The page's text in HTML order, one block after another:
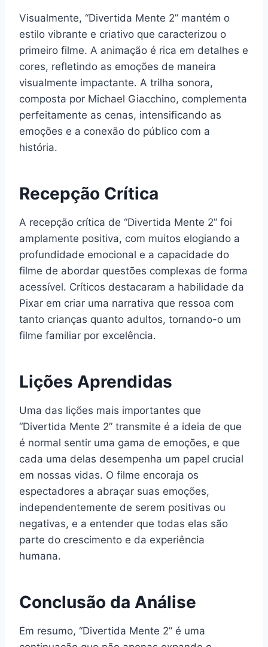
Visualmente, “Divertida Mente 2” mantém o
estilo vibrante e criativo que caracterizou o
primeiro filme. A animação é rica em detalhes e
cores, refletindo as emoções de maneira
visualmente impactante. A trilha sonora,
composta por Michael Giacchino, complementa
perfeitamente as cenas, intensificando as
emoções e a conexão do público com a
história.
Recepção Crítica
A recepção crítica de “Divertida Mente 2” foi
amplamente positiva, com muitos elogiando a
profundidade emocional e a capacidade do
filme de abordar questões complexas de forma
acessível. Críticos destacaram a habilidade da
Pixar em criar uma narrativa que ressoa com
tanto crianças quanto adultos, tornando-o um
filme familiar por excelência.
Lições Aprendidas
Uma das lições mais importantes que
“Divertida Mente 2” transmite é a ideia de que
é normal sentir uma gama de emoções, e que
cada uma delas desempenha um papel crucial
em nossas vidas. O filme encoraja os
espectadores a abraçar suas emoções,
independentemente de serem positivas ou
negativas, e a entender que todas elas são
parte do crescimento e da experiência
humana.
Conclusão da Análise
Em resumo, “Divertida Mente 2” é uma